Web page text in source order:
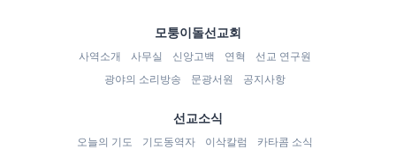
모퉁이돌선교회
사역소개 사무실 신앙고백 연혁
선교 연구원
광야의 소리방송
문광서원 공지사항
선교소식
오늘의 기도 기도동역자 이삭칼럼
카타콤 소식